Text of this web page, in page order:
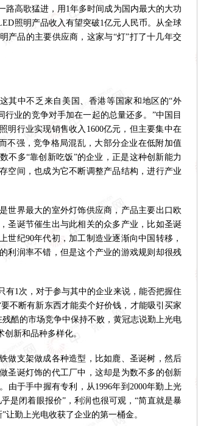
高歌猛进，用1年多时间成为国内最大的大功
照明产品收入有望突破1亿元人民币。从全球
产品的主要供应商，这家与“灯”打了十几年交
中不乏来自美国、香港等国家和地区的“外
业的竞争对手加在一起的总量还多。”中国目
明行业实现销售收入1600亿元，但主要集中在
不强，竞争格局混乱，大部分企业在低附加值
不多“靠创新吃饭”的企业，正是这种创新能力
空间，也成为它不断调整产品结构，进行产业
界最大的室外灯饰供应商，产品主要出口欧
圣诞节催生出与此相关的众多产业，比如圣诞
世纪90年代初，加工制造业逐渐向中国转移，
利润率不错，但是这个产业的游戏规则却很残
1次，对于参与其中的企业来说，能否把握住
不断有新东西才能卖个好价钱，才能吸引买家
酷的市场竞争中保持不败，黄冠志说勤上光电
新和品种多样化。
支架做成各种造型，比如鹿、圣诞树，然后
圣诞灯饰的代工厂中，这却是为数不多的创新
由于手中握有专利，从1996年到2000年勤上光
是闭着眼报价”，利润也很可观，“简直就是暴
让勤上光电收获了企业的第一桶金。